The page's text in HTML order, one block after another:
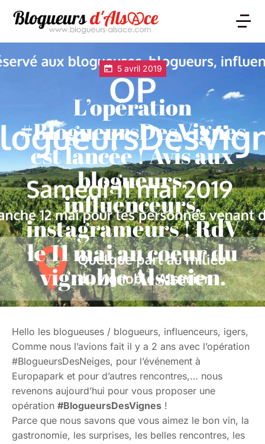
5 avril 2019
L’opération
#BlogueursDesVignes
est lancée ! Avis aux
blogueurs,
influenceurs,
instagrameurs ! RdV
le 11 mai au coeur du
vignoble Alsacien.
Hello les blogueuses / blogueurs, influenceurs, igers,
Comme nous l’avions fait il y a 2 ans avec l’opération
#BlogueursDesNeiges, pour l’événement à
Europapark et pour d’autres rencontres,… nous
revenons aujourd’hui pour vous proposer une
opération #BlogueursDesVignes !
Parce que nous savons que vous aimez le bon vin, la
gastronomie, les surprises, les belles rencontres, les